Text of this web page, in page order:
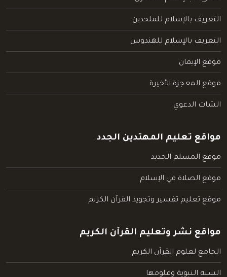
التعريف بالإسلام للملحدين
التعريف بالإسلام للهندوس
موقع الإيمان
موقع المعجزة الأخيرة
الشات الدعوي
مواقع تعليم المهتدين الجدد
موقع المسلم الجديد
موقع الصلاة في الإسلام
موقع تعليم تفسير وتجويد القرآن الكريم
مواقع نشر وتعليم القرآن الكريم
الجامع لعلوم القرآن الكريم
السنة النبوية وعلومها